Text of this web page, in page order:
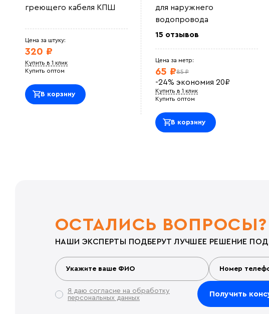
греющего кабеля КПШ
Цена за штуку:
320 ₽
Купить в 1 клик
Купить оптом
В корзину
для наружнего
водопровода
15 отзывов
Цена за метр:
85 ₽
65 ₽
-24% экономия 20₽
Купить в 1 клик
Купить оптом
В корзину
ОСТАЛИСЬ ВОПРОСЫ?
НАШИ ЭКСПЕРТЫ ПОДБЕРУТ ЛУЧШЕЕ РЕШЕНИЕ
Я даю согласие на обработку
персональных данных